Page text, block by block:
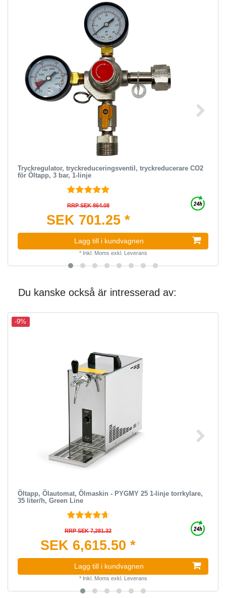
Tryckregulator, tryckreduceringsventil, tryckreducerare CO2
för Öltapp, 3 bar, 1-linje
RRP SEK 864.08
SEK 701.25 *
Lagg till i kundvagnen
* Inkl. Moms exkl. Leverans
Du kanske också är intresserad av:
-9%
Öltapp, Ölautomat, Ölmaskin - PYGMY 25 1-linje torrkylare,
35 liter/h, Green Line
RRP SEK 7,281.32
SEK 6,615.50 *
Lagg till i kundvagnen
* Inkl. Moms exkl. Leverans